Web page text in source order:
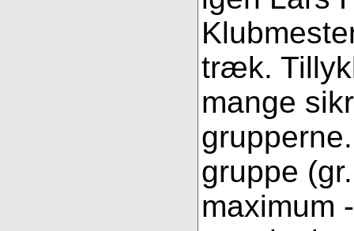
træk.
mange
gruppe
maximum